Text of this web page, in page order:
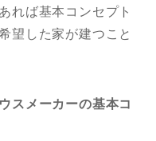
れば基本コンセプト
望した家が建つこと
スメーカーの基本コ